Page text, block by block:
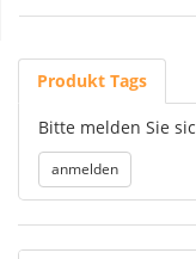
Produkt Tags
Bitte melden Sie